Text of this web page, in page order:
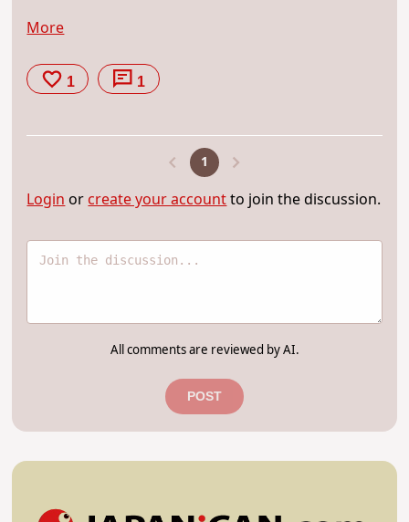
More
1 1
1
Loginorcreate your accountto join the discussion.
All comments are reviewed by AI.
POST